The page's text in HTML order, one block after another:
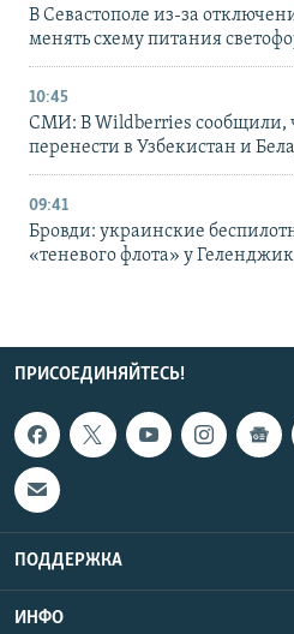
В Севастополе из-за
менять схему питания
10:45
СМИ: В Wildberries сообщили,
перенести в Узбекистан и
09:41
Бровди: украинские
«теневого флота» у
ПРИСОЕДИНЯЙТЕСЬ!
ПОДДЕРЖКА
ИНФО